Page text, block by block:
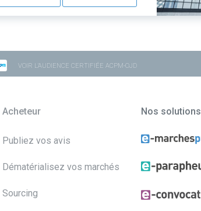
VOIR L'AUDIENCE CERTIFIÉE ACPM-OJD
Acheteur
Publiez vos avis
Dématérialisez vos marchés
Sourcing
Nos solutions